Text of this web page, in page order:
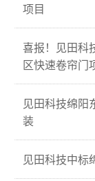
项目
喜报！见田科
区快速卷帘门
见田科技绵阳
装
见田科技中标